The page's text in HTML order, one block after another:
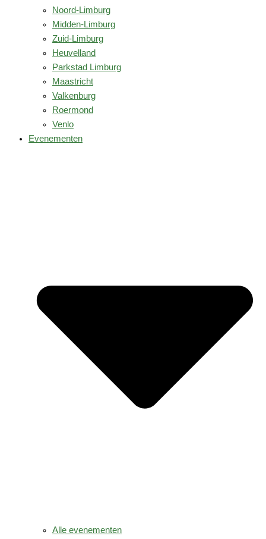
Noord-Limburg
Midden-Limburg
Zuid-Limburg
Heuvelland
Parkstad Limburg
Maastricht
Valkenburg
Roermond
Venlo
Evenementen
Alle evenementen